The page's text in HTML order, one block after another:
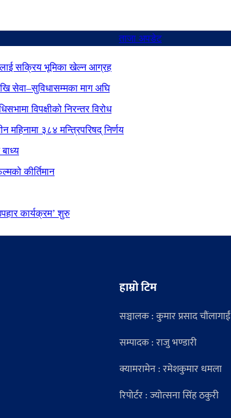
ताजा अपडेट
सक्रिय भूमिका खेल्न आग्रह
सेवा–सुविधासम्मका माग अघि
विपक्षीको निरन्तर विरोध
महिनामा ३८४ मन्त्रिपरिषद् निर्णय
कीर्तिमान
कार्यक्रम’ शुरु
हाम्रो टिम
सञ्चालक : कुमार प्रसाद चौंलागाईं
सम्पादक : राजु भण्डारी
क्यामरामेन : रमेशकुमार धमला
रिपोर्टर : ज्योत्सना सिंह ठकुरी